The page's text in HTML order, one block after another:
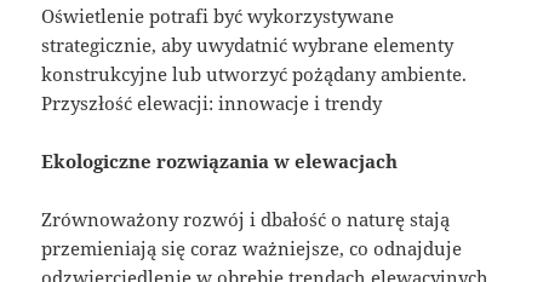
Oświetlenie potrafi być wykorzystywane
strategicznie, aby uwydatnić wybrane elementy
konstrukcyjne lub utworzyć pożądany ambiente.
Przyszłość elewacji: innowacje i trendy
Ekologiczne rozwiązania w elewacjach
Zrównoważony rozwój i dbałość o naturę stają
przemieniają się coraz ważniejsze, co odnajduje